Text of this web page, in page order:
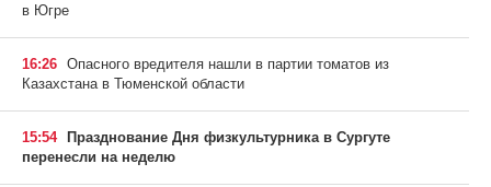
в Югре
16:26 Опасного вредителя нашли в партии томатов из
Казахстана в Тюменской области
15:54 Празднование Дня физкультурника в Сургуте
перенесли на неделю